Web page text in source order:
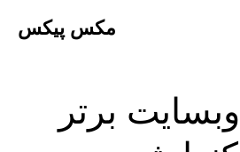
مکس پیکس
معرفی ۵ وبسایت برتر